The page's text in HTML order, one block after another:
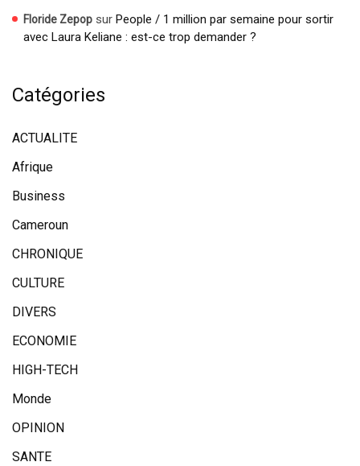
Floride Zepop sur People / 1 million par semaine pour sortir
avec Laura Keliane : est-ce trop demander ?
Catégories
ACTUALITE
Afrique
Business
Cameroun
CHRONIQUE
CULTURE
DIVERS
ECONOMIE
HIGH-TECH
Monde
OPINION
SANTE